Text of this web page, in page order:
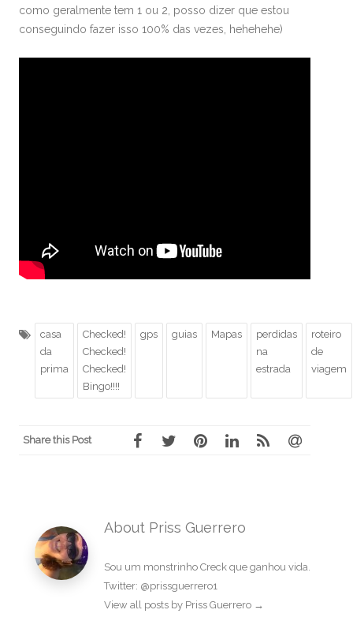
como geralmente tem 1 ou 2, posso dizer que estou
conseguindo fazer isso 100% das vezes, hehehehe)
casa
da
prima
Checked!
Checked!
Checked!
Bingo!!!!
gps guias Mapas
perdidas
na
estrada
roteiro
de
viagem
Share this Post
About Priss Guerrero
Sou um monstrinho Creck que ganhou vida.
Twitter: @prissguerrero1
View all posts by Priss Guerrero →